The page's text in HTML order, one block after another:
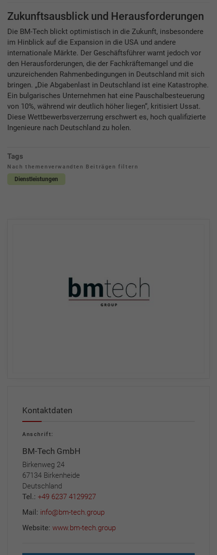
Zukunftsausblick und Herausforderungen
Die BM-Tech blickt optimistisch in die Zukunft, insbesondere
im Hinblick auf die Expansion in die USA und andere
internationale Märkte. Der Geschäftsführer warnt jedoch vor
den Herausforderungen, die der Fachkräftemangel und die
unzureichenden Rahmenbedingungen in Deutschland mit sich
bringen. „Die Abgabenlast in Deutschland ist eine Katastrophe.
Ein bulgarisches Unternehmen hat eine Pauschalbesteuerung
von 10%, während wir deutlich höher liegen“, kritisiert Ussat.
Diese Wettbewerbsverzerrung erschwert es, hoch qualifizierte
Ingenieure nach Deutschland zu holen.
Tags
Nach themenverwandten Beiträgen filtern
Dienstleistungen
Kontaktdaten
Anschrift:
BM-Tech GmbH
Birkenweg 24
67134 Birkenheide
Deutschland
Tel.: +49 6237 4129927
Mail: info@bm-tech.group
Website: www.bm-tech.group